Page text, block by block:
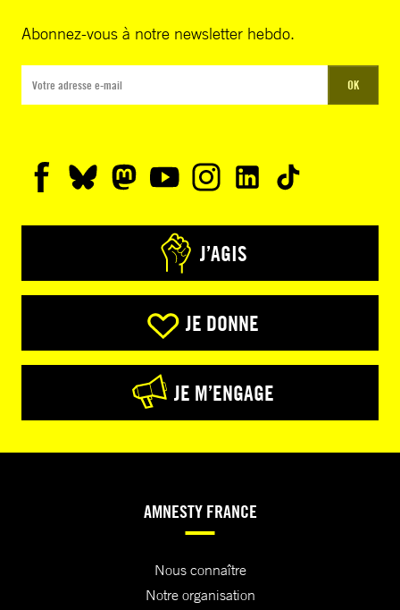
Abonnez-vous à notre newsletter hebdo.
OK
J’AGIS
JE DONNE
JE M’ENGAGE
AMNESTY FRANCE
Nous connaître
Notre organisation